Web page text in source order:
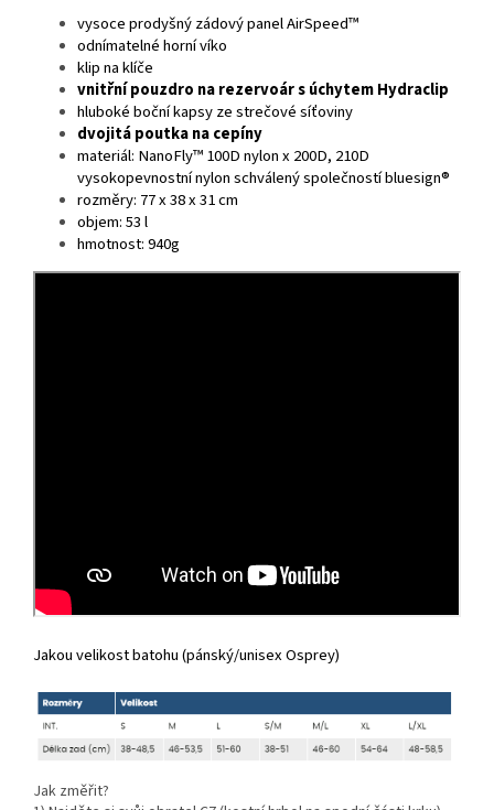
vysoce prodyšný zádový panel AirSpeed™
odnímatelné horní víko
klip na klíče
vnitřní pouzdro na rezervoár s úchytem Hydraclip
hluboké boční kapsy ze strečové síťoviny
dvojitá poutka na cepíny
materiál: NanoFly™ 100D nylon x 200D, 210D
vysokopevnostní nylon schválený společností bluesign®
rozměry: 77 x 38 x 31 cm
objem: 53 l
hmotnost: 940g
Jakou velikost batohu (pánský/unisex Osprey)
Jak změřit?